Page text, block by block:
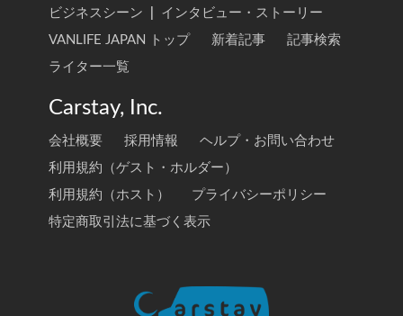
ビジネスシーン
インタビュー・ストーリー
VANLIFE JAPAN トップ
新着記事
記事検索
ライター一覧
Carstay, Inc.
会社概要 採用情報
ヘルプ・お問い合わせ
利用規約（ゲスト・ホルダー）
利用規約（ホスト）
プライバシーポリシー
特定商取引法に基づく表示